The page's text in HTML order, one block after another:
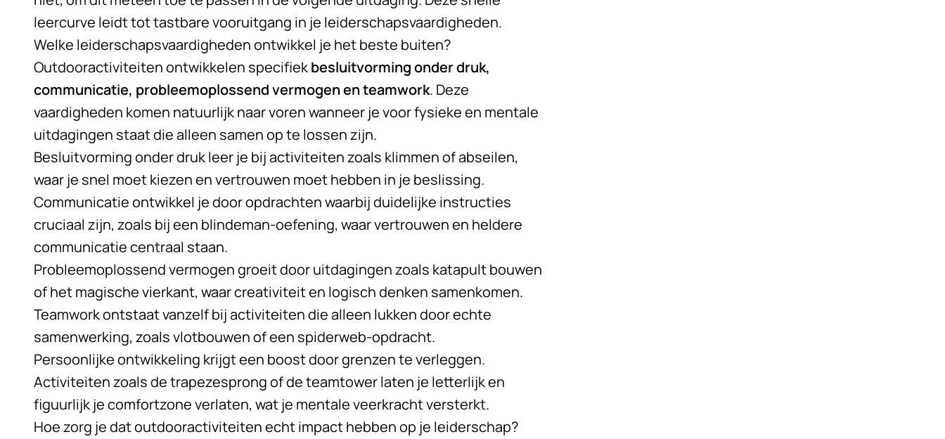
leercurve leidt tot tastbare vooruitgang in je leiderschapsvaardigheden.
Welke leiderschapsvaardigheden ontwikkel je het beste buiten?
Outdooractiviteiten ontwikkelen specifiekbesluitvorming onder druk,
communicatie, probleemoplossend vermogen en teamwork. Deze
vaardigheden komen natuurlijk naar voren wanneer je voor fysieke en mentale
uitdagingen staat die alleen samen op te lossen zijn.
Besluitvorming onder druk leer je bij activiteiten zoals klimmen of abseilen,
waar je snel moet kiezen en vertrouwen moet hebben in je beslissing.
Communicatie ontwikkel je door opdrachten waarbij duidelijke instructies
cruciaal zijn, zoals bij een blindeman-oefening, waar vertrouwen en heldere
communicatie centraal staan.
Probleemoplossend vermogen groeit door uitdagingen zoals katapult bouwen
of het magische vierkant, waar creativiteit en logisch denken samenkomen.
Teamwork ontstaat vanzelf bij activiteiten die alleen lukken door echte
samenwerking, zoals vlotbouwen of een spiderweb-opdracht.
Persoonlijke ontwikkeling krijgt een boost door grenzen te verleggen.
Activiteiten zoals de trapezesprong of de teamtower laten je letterlijk en
figuurlijk je comfortzone verlaten, wat je mentale veerkracht versterkt.
Hoe zorg je dat outdooractiviteiten echt impact hebben op je leiderschap?